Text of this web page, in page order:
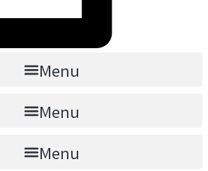
Menu
Menu
Menu